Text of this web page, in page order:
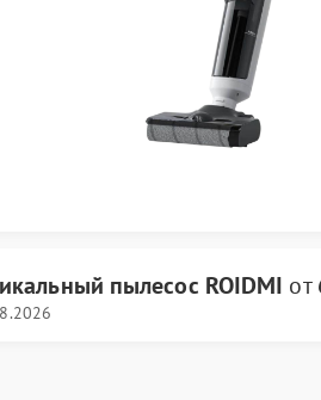
пылесос ROIDMI от